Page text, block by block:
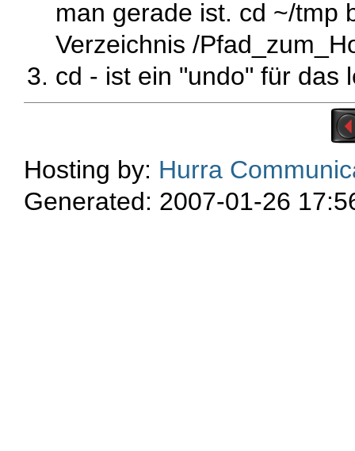
man gerade ist. cd ~/tmp
Verzeichnis /
cd - ist ein "undo" für das
Hosting by: Hurra
Generated: 2007-01-26